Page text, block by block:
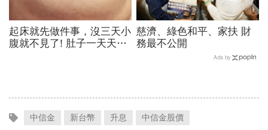
起床就先做件事，沒三天小
腹就不見了! 肚子一天天變
慈濟、綠色和平、家扶 財
務最不公開
Ads by
中信金 新台幣 升息 中信金股價